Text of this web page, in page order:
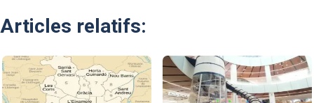
Articles relatifs: